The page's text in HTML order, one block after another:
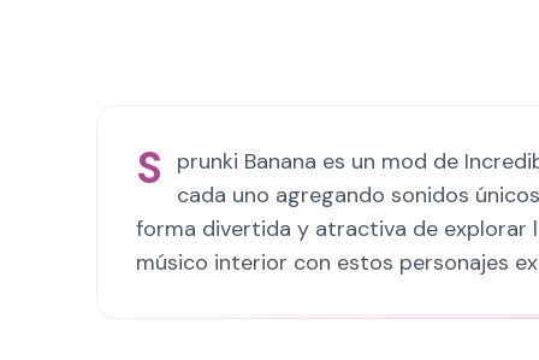
S
prunki Banana es un mod de
cada uno agregando sonidos
forma divertida y atractiva de explorar
músico interior con estos personajes